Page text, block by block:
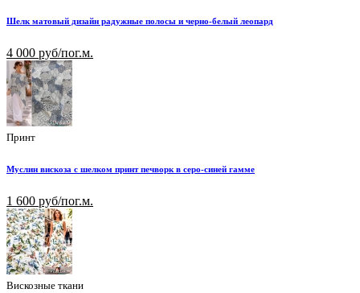
Шелк матовый дизайн радужные полосы и черно-белый леопард
4 000 руб/пог.м.
Принт
Муслин вискоза с шелком принт печворк в серо-синей гамме
1 600 руб/пог.м.
Вискозные ткани